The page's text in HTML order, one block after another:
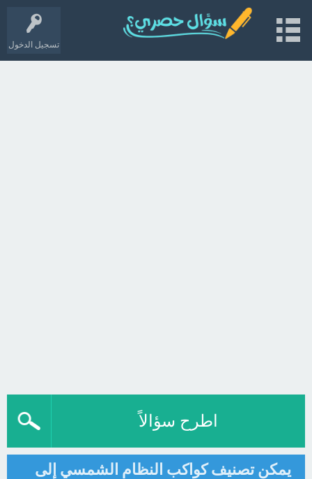
تسجيل الدخول
اطرح سؤالاً
يمكن تصنيف كواكب النظام الشمسي إلى